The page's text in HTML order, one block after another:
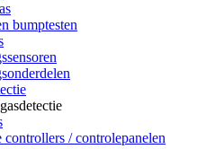
bumptesten
controllers / controlepanelen